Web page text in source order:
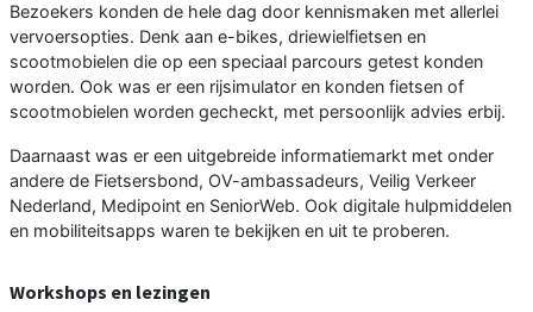
Bezoekers konden de hele dag door kennismaken met allerlei
vervoersopties. Denk aan e-bikes, driewielfietsen en
scootmobielen die op een speciaal parcours getest konden
worden. Ook was er een rijsimulator en konden fietsen of
scootmobielen worden gecheckt, met persoonlijk advies erbij.
Daarnaast was er een uitgebreide informatiemarkt met onder
andere de Fietsersbond, OV-ambassadeurs, Veilig Verkeer
Nederland, Medipoint en SeniorWeb. Ook digitale hulpmiddelen
en mobiliteitsapps waren te bekijken en uit te proberen.
Workshops en lezingen